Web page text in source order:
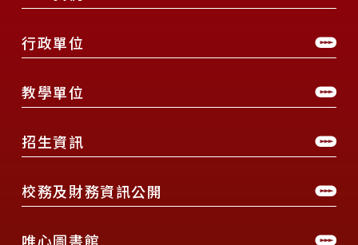
行政單位
教學單位
招生資訊
校務及財務資訊公開
唯心圖書館